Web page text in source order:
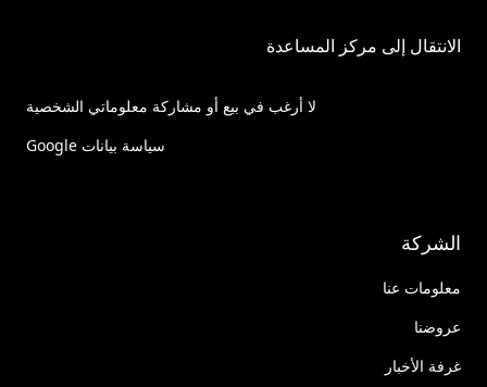
الانتقال إلى مركز المساعدة
لا أرغب في بيع أو مشاركة معلوماتي الشخصية
سياسة بيانات Google
الشركة
معلومات عنا
عروضنا
غرفة الأخبار